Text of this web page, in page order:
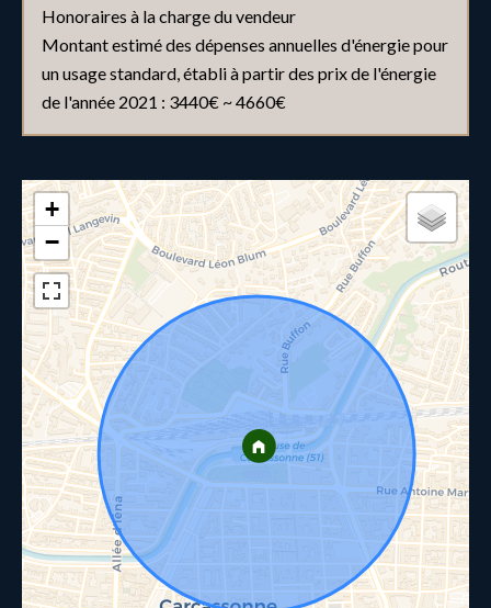
Honoraires à la charge du vendeur
Montant estimé des dépenses annuelles d'énergie pour
un usage standard, établi à partir des prix de l'énergie
de l'année 2021 : 3440€ ~ 4660€
+
−